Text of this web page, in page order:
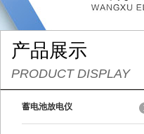
产品展示
PRODUCT DISPLAY
蓄电池放电仪